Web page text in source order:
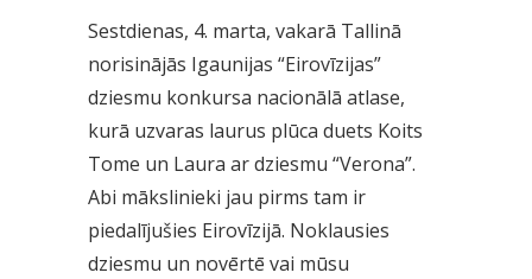
Sestdienas, 4. marta, vakarā Tallinā
norisinājās Igaunijas “Eirovīzijas”
dziesmu konkursa nacionālā atlase,
kurā uzvaras laurus plūca duets Koits
Tome un Laura ar dziesmu “Verona”.
Abi mākslinieki jau pirms tam ir
piedalījušies Eirovīzijā. Noklausies
dziesmu un novērtē vai mūsu